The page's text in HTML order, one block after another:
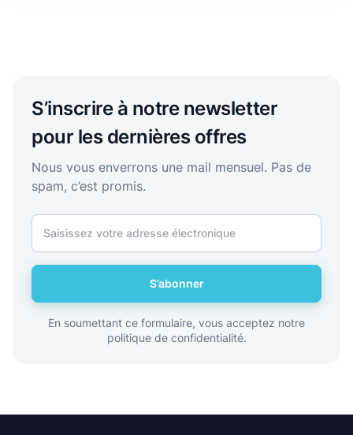
S’inscrire à notre newsletter
pour les dernières offres
Nous vous enverrons une mail mensuel. Pas de
spam, c’est promis.
S’abonner
En soumettant ce formulaire, vous acceptez notre
politique de confidentialité.